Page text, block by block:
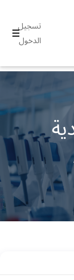
تسجيل
الدخول